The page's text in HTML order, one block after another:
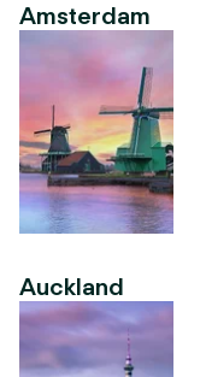
Amsterdam
Auckland